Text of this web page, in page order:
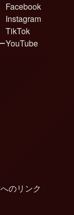
Facebook
Instagram
TikTok
YouTube
のリンク